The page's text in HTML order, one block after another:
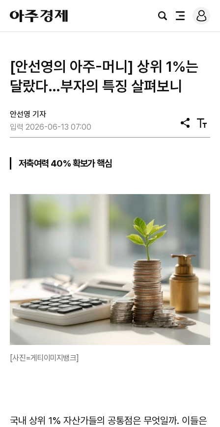
아
주
경
검
전
로
그
[안선영의 아주-머니] 상위 1%는
달랐다…부자의 특징 살펴보니
안선영 기자
입력 2026-06-13 07:00
공
유
텍
스
저축여력 40% 확보가 핵심
[사진=게티이미지뱅크]
국내 상위 1% 자산가들의 공통점은 무엇일까. 이들은